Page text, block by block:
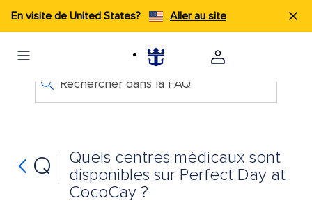
En visite de United States? Aller au site
Rechercher dans la FAQ
Q
Quels centres médicaux sont
disponibles sur Perfect Day at
CocoCay ?